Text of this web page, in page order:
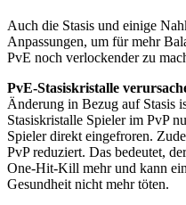
Auch die Stasis und einige
Anpassungen, um für mehr
PvE noch verlockender zu
PvE-Stasiskristalle
Änderung in Bezug auf Stasis
Stasiskristalle Spieler im PvP
Spieler direkt eingefroren.
PvP reduziert. Das bedeutet,
One-Hit-Kill mehr und kann
Gesundheit nicht mehr töten.